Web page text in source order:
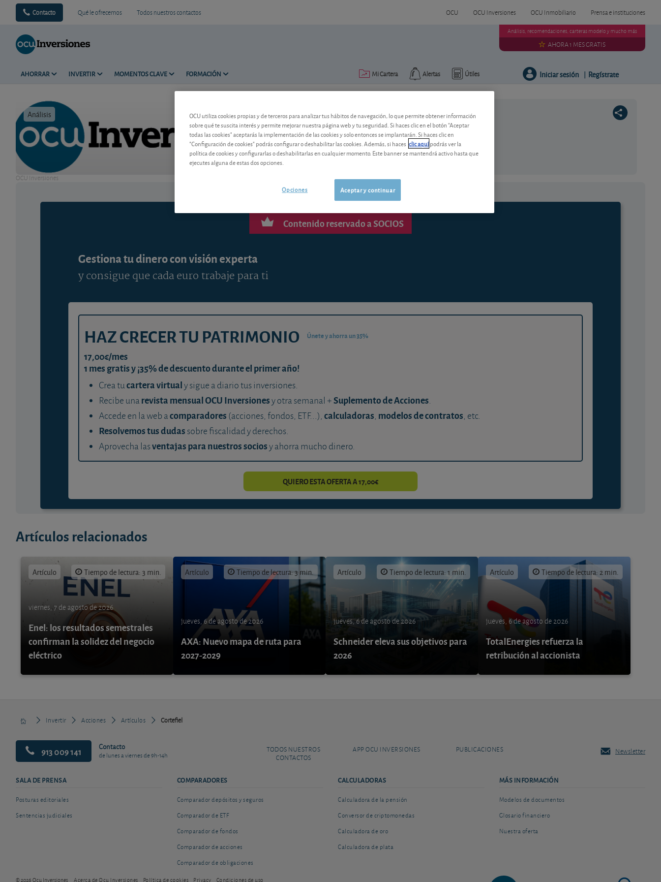
Contacto Qué le ofrecemos Todos nuestros contactos OCU OCU Inversiones OCU Inmobiliario Prensa e instituciones
AHORRAR INVERTIR MOMENTOS CLAVE FORMACIÓN Útiles
Alertas
Mi Cartera
Análisis, recomendaciones, carteras modelo y mucho más
AHORA 1 MES GRATIS
Iniciar sesión | Regístrate
Análisis Tiempo de lectura: 2 min.
OCU Inversiones
Cortefiel
Contenido reservado a SOCIOS
Gestiona tu dinero con visión experta
y consigue que cada euro trabaje para ti
HAZ CRECER TU PATRIMONIO Únete y ahorra un 35%
17,00€/mes
1 mes gratis y ¡35% de descuento durante el primer año!
Crea tucartera virtualy sigue a diario tus inversiones.
Recibe unarevista mensual OCU Inversionesy otra semanal +Suplemento de Acciones.
Accede en la web acomparadores (acciones, fondos, ETF...), calculadoras, modelos de contratos, etc.
Resolvemos tus dudas sobre fiscalidad y derechos.
Aprovecha lasventajas para nuestros sociosy ahorra mucho dinero.
QUIERO ESTA OFERTA A 17,00€
Artículos relacionados
Artículo Tiempo de lectura: 3 min.
viernes, 7 de agosto de 2026
Enel: los resultados semestrales
confirman la solidez del negocio
eléctrico
Artículo Tiempo de lectura: 3 min.
jueves, 6 de agosto de 2026
AXA: Nuevo mapa de ruta para
2027-2029
Artículo Tiempo de lectura: 1 min.
jueves, 6 de agosto de 2026
Schneider eleva sus objetivos para
2026
Artículo Tiempo de lectura: 2 min.
jueves, 6 de agosto de 2026
TotalEnergies refuerza la
retribución al accionista
Invertir Acciones Artículos Cortefiel
913 009 141 Contacto
de lunes a viernes de 9h-14h
TODOS NUESTROS
CONTACTOS
APP OCU INVERSIONES PUBLICACIONES Newsletter
SALA DE PRENSA
Posturas editoriales
Sentencias judiciales
COMPARADORES
Comparador depósitos y seguros
Comparador de ETF
Comparador de fondos
Comparador de acciones
Comparador de obligaciones
CALCULADORAS
Calculadora de la pensión
Conversor de criptomonedas
Calculadora de oro
Calculadora de plata
MÁS INFORMACIÓN
Modelos de documentos
Glosario financiero
Nuestra oferta
© 2026 Ocu Inversiones Acerca de Ocu Inversiones Política de cookies Privacy Condiciones de uso
OCU utiliza cookies propias y de terceros para analizar tus hábitos de navegación, lo que permite obtener información
sobre qué te suscita interés y permite mejorar nuestra página web y tu seguridad. Si haces clic en el botón "Aceptar
todas las cookies" aceptarás la implementación de las cookies y solo entonces se implantarán. Si haces clic en
"Configuración de cookies" podrás configurar o deshabilitar las cookies. Además, si haces clic aquípodrás ver la
política de cookies y configurarlas o deshabilitarlas en cualquier momento. Este banner se mantendrá activo hasta que
ejecutes alguna de estas dos opciones.
Aceptar y continuar
Opciones